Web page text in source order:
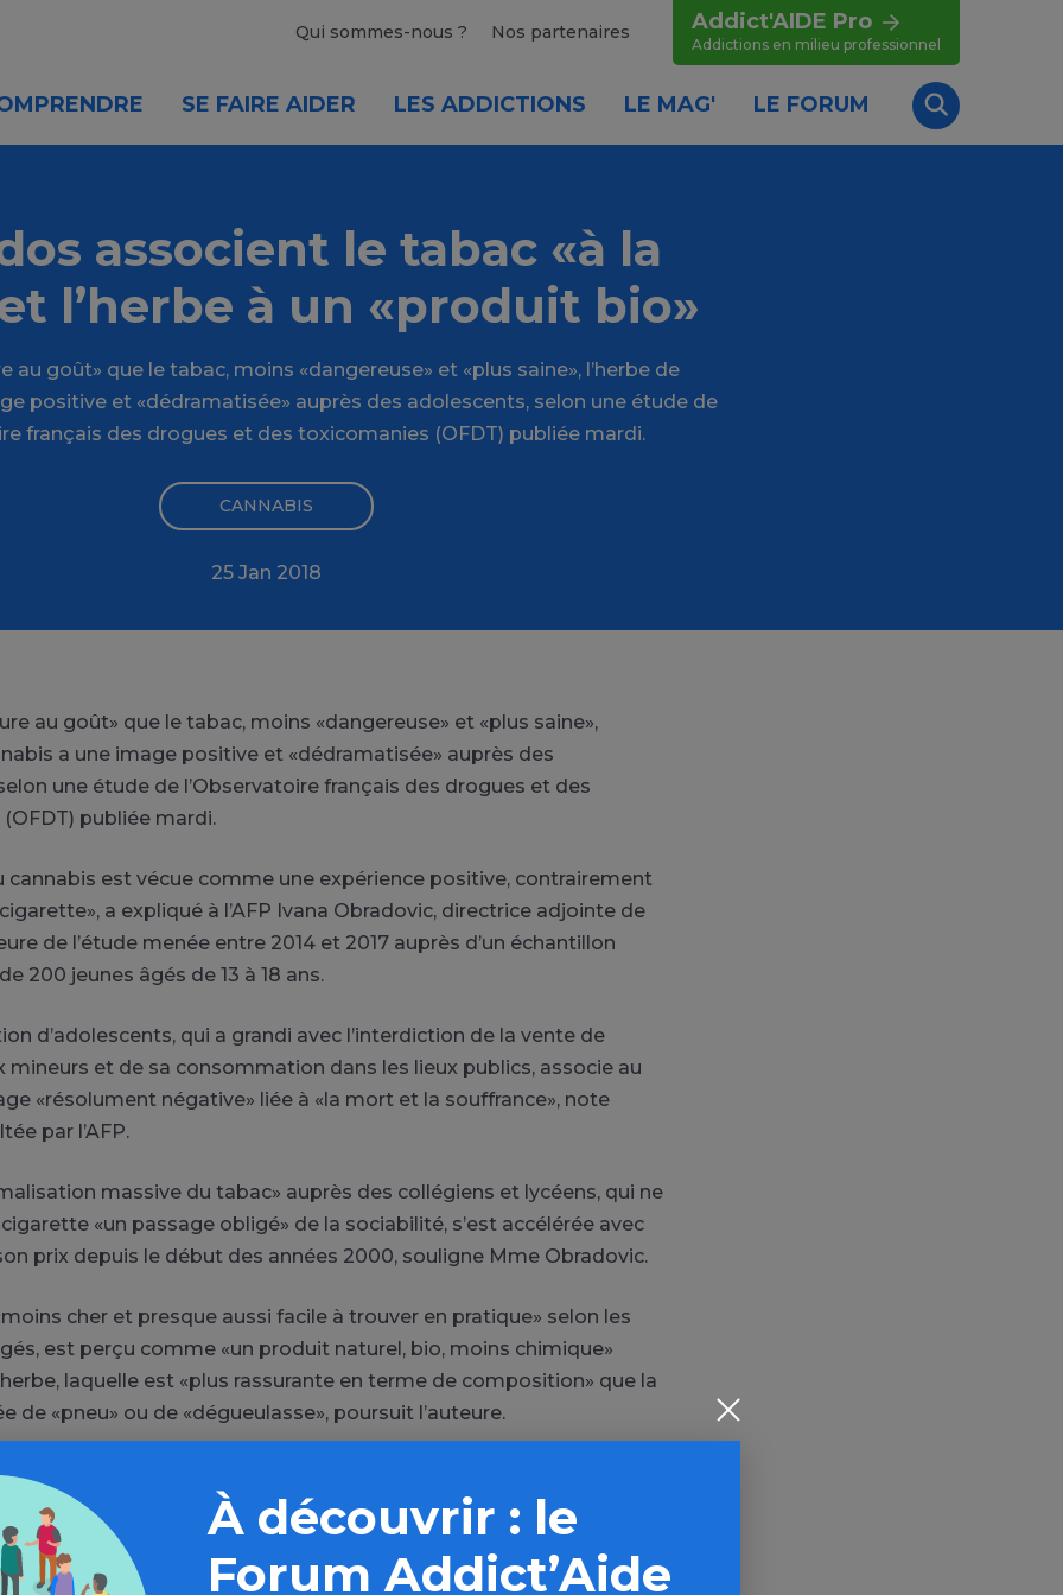
Qui sommes-nous ? Nos partenaires Addict'AIDE Pro
Addictions en milieu professionnel
SE FAIRE AIDER LES ADDICTIONS LE MAG' LE FORUM
Recherche
associent le tabac «à la
l’herbe à un «produit bio»
au goût» que le tabac, moins «dangereuse» et «plus saine», l’herbe de
positive et «dédramatisée» auprès des adolescents, selon une étude de
français des drogues et des toxicomanies (OFDT) publiée mardi.
CANNABIS
25 Jan 2018
au goût» que le tabac, moins «dangereuse» et «plus saine»,
a une image positive et «dédramatisée» auprès des
une étude de l’Observatoire français des drogues et des
publiée mardi.
cannabis est vécue comme une expérience positive, contrairement
a expliqué à l’AFP Ivana Obradovic, directrice adjointe de
de l’étude menée entre 2014 et 2017 auprès d’un échantillon
200 jeunes âgés de 13 à 18 ans.
d’adolescents, qui a grandi avec l’interdiction de la vente de
mineurs et de sa consommation dans les lieux publics, associe au
«résolument négative» liée à «la mort et la souffrance», note
par l’AFP.
massive du tabac» auprès des collégiens et lycéens, qui ne
«un passage obligé» de la sociabilité, s’est accélérée avec
prix depuis le début des années 2000, souligne Mme Obradovic.
cher et presque aussi facile à trouver en pratique» selon les
est perçu comme «un produit naturel, bio, moins chimique»
laquelle est «plus rassurante en terme de composition» que la
de «pneu» ou de «dégueulasse», poursuit l’auteure.
À découvrir : le
Forum Addict’Aide